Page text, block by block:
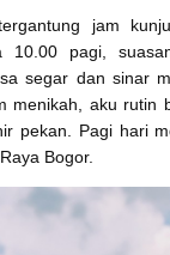
jam
10.00 pagi,
segar dan sinar
menikah, aku rutin
pekan. Pagi hari
Bogor.